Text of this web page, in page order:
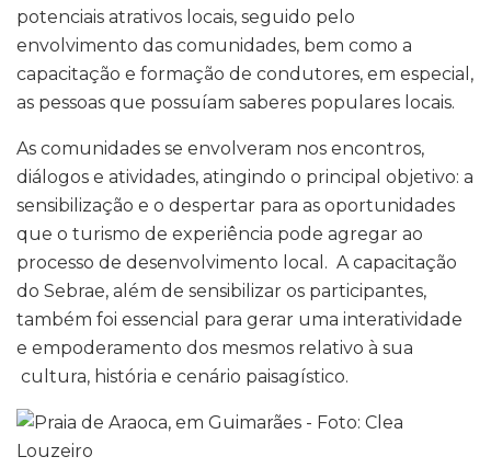
potenciais atrativos locais, seguido pelo
envolvimento das comunidades, bem como a
capacitação e formação de condutores, em especial,
as pessoas que possuíam saberes populares locais.
As comunidades se envolveram nos encontros,
diálogos e atividades, atingindo o principal objetivo: a
sensibilização e o despertar para as oportunidades
que o turismo de experiência pode agregar ao
processo de desenvolvimento local. A capacitação
do Sebrae, além de sensibilizar os participantes,
também foi essencial para gerar uma interatividade
e empoderamento dos mesmos relativo à sua
cultura, história e cenário paisagístico.